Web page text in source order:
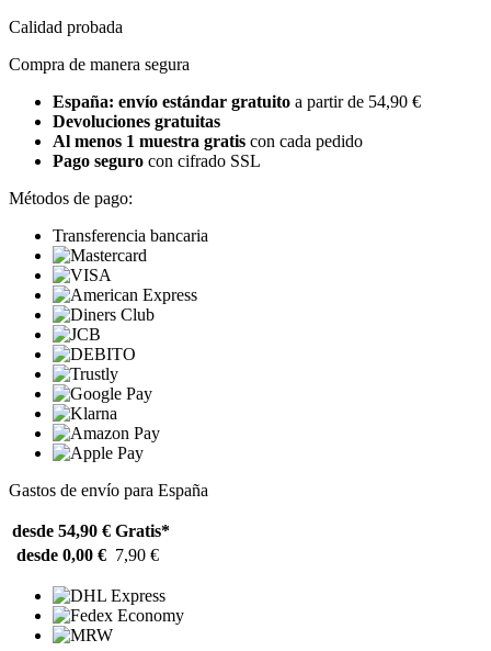
Calidad probada
Compra de manera segura
España: envío estándar gratuito a partir de 54,90 €
Devoluciones gratuitas
Al menos 1 muestra gratis con cada pedido
Pago seguro con cifrado SSL
Métodos de pago:
Transferencia bancaria
Gastos de envío para España
desde 54,90 € Gratis*
desde 0,00 € 7,90 €